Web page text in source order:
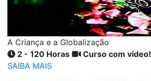
A Criança e a Globalização
2 - 120 Horas
Curso com vídeo!
SAIBA MAIS